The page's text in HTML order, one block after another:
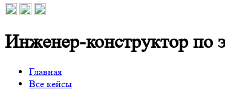
Инженер-конструктор по
Главная
Все кейсы